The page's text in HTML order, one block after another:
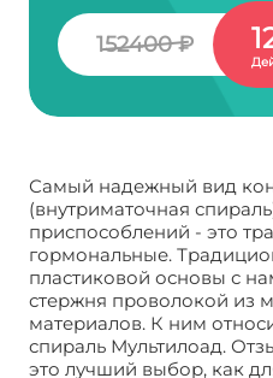
152400 ₽
Самый надежный вид
(внутриматочная
приспособлений - это
гормональные.
пластиковой основы с
стержня проволокой из
материалов. К ним
спираль Мультилоад.
это лучший выбор, как